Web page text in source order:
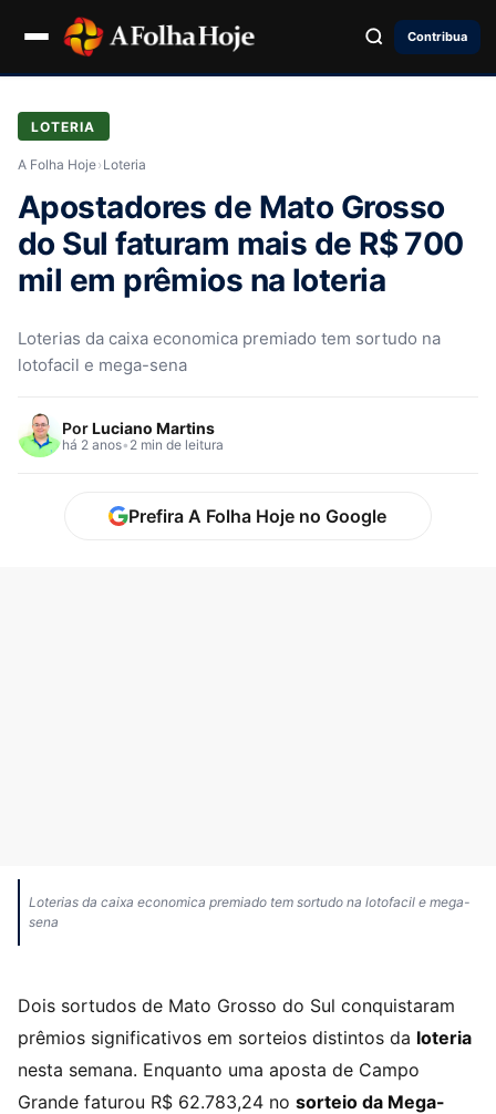
Contribua
LOTERIA
A Folha Hoje› Loteria
Apostadores de Mato Grosso
do Sul faturam mais de R$ 700
mil em prêmios na loteria
Loterias da caixa economica premiado tem sortudo na
lotofacil e mega-sena
PorLuciano Martins
há 2 anos• 2 min de leitura
Prefira A Folha Hoje no Google
Loterias da caixa economica premiado tem sortudo na lotofacil e mega-
sena
Dois sortudos de Mato Grosso do Sul conquistaram
prêmios significativos em sorteios distintos da loteria
nesta semana. Enquanto uma aposta de Campo
Grande faturou R$ 62.783,24 no sorteio da Mega-